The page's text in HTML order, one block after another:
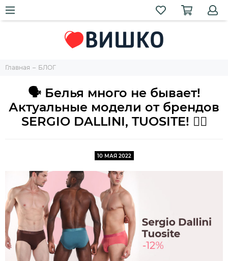
Главная БЛОГ
🗣️ Белья много не бывает!
Актуальные модели от брендов
SERGIO DALLINI, TUOSITE! 🏌️‍♂️
10 МАЯ 2022